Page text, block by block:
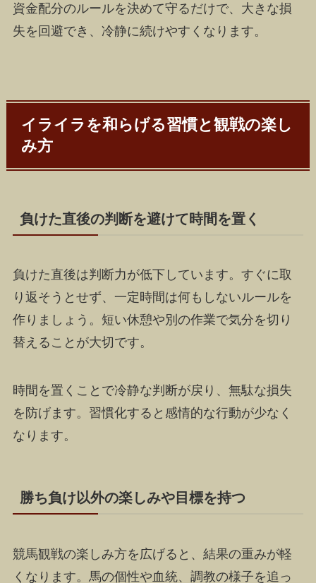
資金配分のルールを決めて守るだけで、大きな損
失を回避でき、冷静に続けやすくなります。
イライラを和らげる習慣と観戦の楽し
み方
負けた直後の判断を避けて時間を置く
負けた直後は判断力が低下しています。すぐに取
り返そうとせず、一定時間は何もしないルールを
作りましょう。短い休憩や別の作業で気分を切り
替えることが大切です。
時間を置くことで冷静な判断が戻り、無駄な損失
を防げます。習慣化すると感情的な行動が少なく
なります。
勝ち負け以外の楽しみや目標を持つ
競馬観戦の楽しみ方を広げると、結果の重みが軽
くなります。馬の個性や血統、調教の様子を追っ